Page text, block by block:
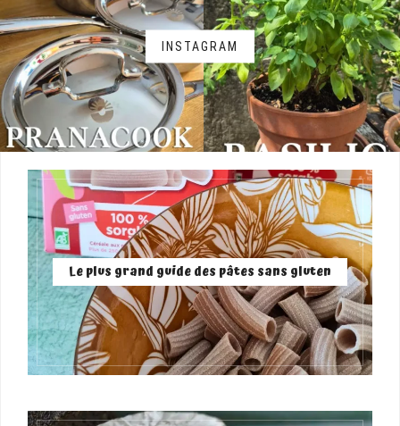
INSTAGRAM
Le plus grand guide des pâtes sans gluten